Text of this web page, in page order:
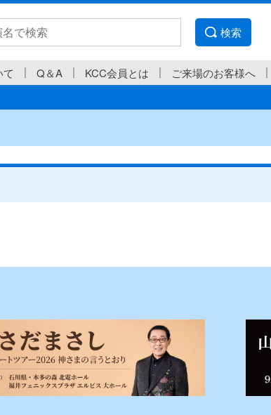
検索
Q＆A KCC会員とは ご来場のお客様へ